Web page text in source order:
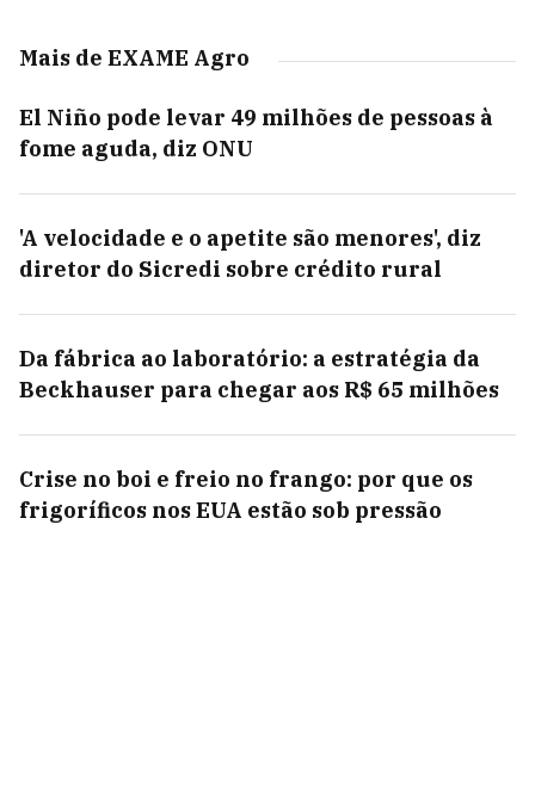
Mais de EXAME Agro
El Niño pode levar 49 milhões de pessoas à
fome aguda, diz ONU
'A velocidade e o apetite são menores', diz
diretor do Sicredi sobre crédito rural
Da fábrica ao laboratório: a estratégia da
Beckhauser para chegar aos R$ 65 milhões
Crise no boi e freio no frango: por que os
frigoríficos nos EUA estão sob pressão